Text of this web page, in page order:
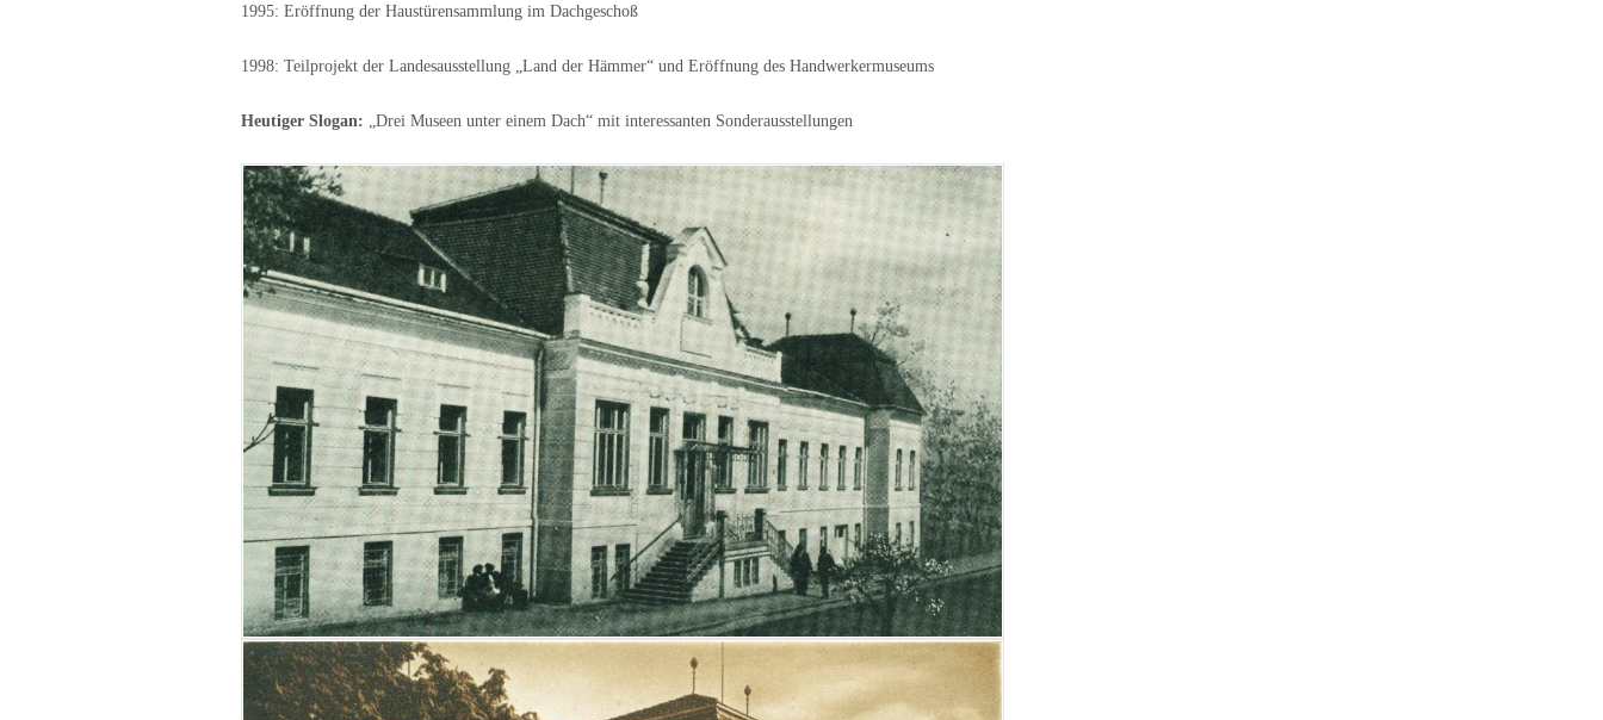
1995: Eröffnung der Haustürensammlung im Dachgeschoß
1998: Teilprojekt der Landesausstellung „Land der Hämmer“ und Eröffnung des Handwerkermuseums
Heutiger Slogan: „Drei Museen unter einem Dach“ mit interessanten Sonderausstellungen